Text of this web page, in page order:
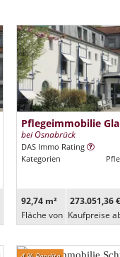
Pflegeimmobilie
bei Osnabrück
DAS Immo Rating
Kategorien
92,74 m²
Fläche von
273.051,36 €
Kaufpreise